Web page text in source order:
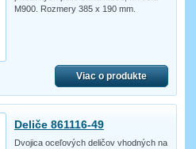
M900. Rozmery 385 x 190 mm.
Viac o produkte
Deliče 861116-49
Dvojica oceľových deličov vhodných na